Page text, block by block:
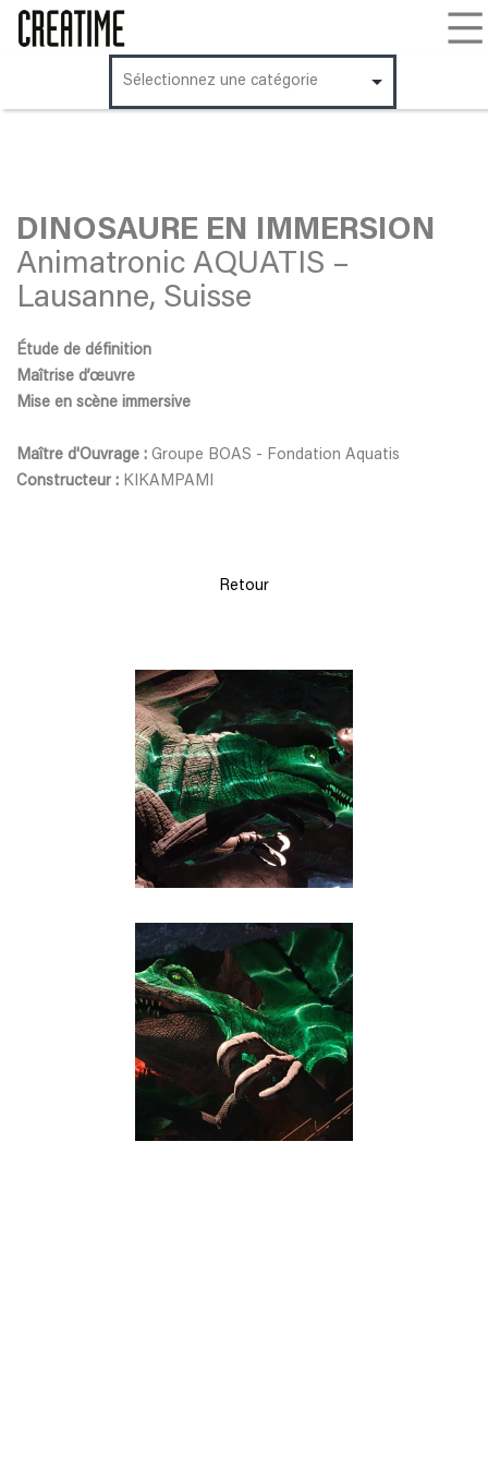
DINOSAURE EN IMMERSION
Animatronic AQUATIS –
Lausanne, Suisse
Étude de définition
Maîtrise d’œuvre
Mise en scène immersive
Maître d'Ouvrage : Groupe BOAS - Fondation Aquatis
Constructeur : KIKAMPAMI
Retour